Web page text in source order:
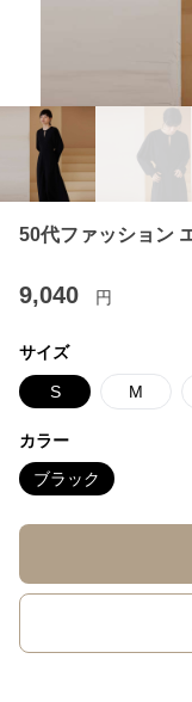
50代ファッション
9,040 円
サイズ
S M
カラー
ブラック